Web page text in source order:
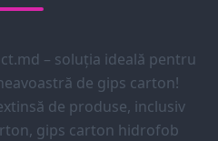
– soluția ideală pentru
de gips carton!
de produse, inclusiv
gips carton hidrofob